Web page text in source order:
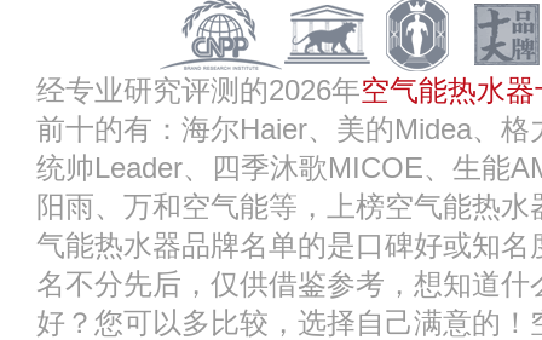
经专业研究评测的2026年空气能热水
前十的有：海尔Haier、美的Midea、
统帅Leader、四季沐歌MICOE、生能
阳雨、万和空气能等，上榜空气能热
气能热水器品牌名单的是口碑好或知
名不分先后，仅供借鉴参考，想知道
好？您可以多比较，选择自己满意的